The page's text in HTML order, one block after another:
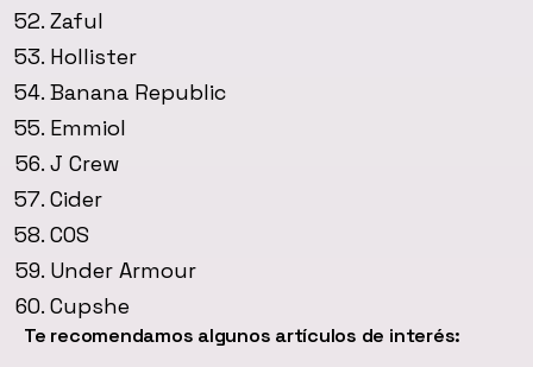
Zaful
Hollister
Banana Republic
Emmiol
J Crew
Cider
COS
Under Armour
Cupshe
Te recomendamos algunos artículos de interés: